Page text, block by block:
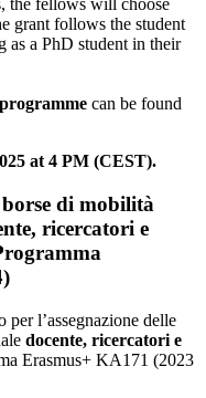
the fellows will choose
grant follows the student
as a PhD student in their
can be found
at 4 PM (CEST).
borse di mobilità
ricercatori e
l’assegnazione delle
docente, ricercatori e
Erasmus+ KA171 (2023